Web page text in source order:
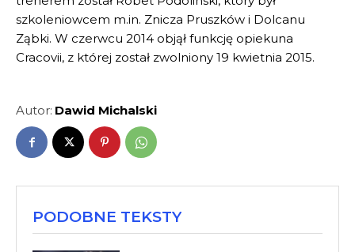
szkoleniowcem m.in. Znicza Pruszków i Dolcanu
Ząbki. W czerwcu 2014 objął funkcję opiekuna
Cracovii, z której został zwolniony 19 kwietnia 2015.
Autor: Dawid Michalski
PODOBNE TEKSTY